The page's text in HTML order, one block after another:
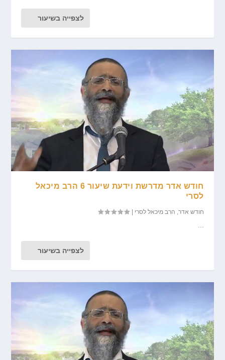
לצפייה בשיעור
חודש אדר מדרשת וידעת שיעור 6 הרב מיכאל
לסרי
חודש אדר הרב מיכאל לסרי |
לצפייה בשיעור